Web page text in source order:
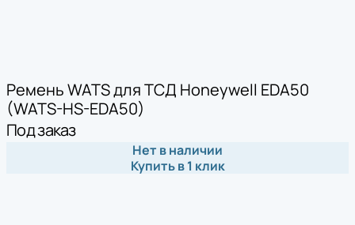
Ремень WATS для ТСД Honeywell EDA50
(WATS-HS-EDA50)
Под заказ
Нет в наличии
Купить в 1 клик